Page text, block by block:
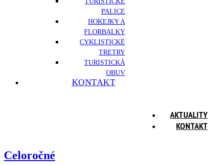
PALICE
HOKEJKY A
FLORBALKY
CYKLISTICKÉ
TRETRY
TURISTICKÁ
OBUV
KONTAKT
AKTUALITY
KONTAKT
Celoročné